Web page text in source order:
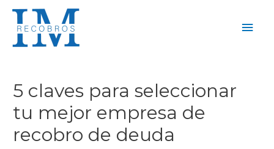
5 claves para seleccionar
tu mejor empresa de
recobro de deuda